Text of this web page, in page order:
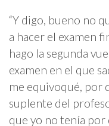
“Y digo, bueno no
a hacer el examen
hago la segunda
examen en el que
me equivoqué, por
suplente del
que yo no tenía por